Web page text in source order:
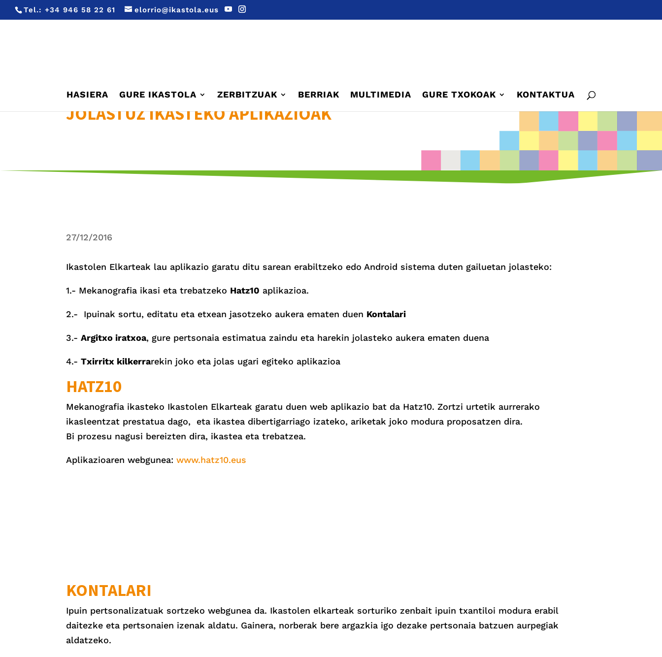
Tel.: +34 946 58 22 61 elorrio@ikastola.eus
HASIERA GURE IKASTOLA ZERBITZUAK BERRIAK MULTIMEDIA GURE TXOKOAK KONTAKTUA
JOLASTUZ IKASTEKO APLIKAZIOAK
27/12/2016
Ikastolen Elkarteak lau aplikazio garatu ditu sarean erabiltzeko edo Android sistema duten gailuetan jolasteko:
1.- Mekanografia ikasi eta trebatzeko Hatz10 aplikazioa.
2.- Ipuinak sortu, editatu eta etxean jasotzeko aukera ematen duen Kontalari
3.-Argitxo iratxoa, gure pertsonaia estimatua zaindu eta harekin jolasteko aukera ematen duena
4.-Txirritx kilkerrarekin joko eta jolas ugari egiteko aplikazioa
HATZ10
Mekanografia ikasteko Ikastolen Elkarteak garatu duen web aplikazio bat da Hatz10. Zortzi urtetik aurrerako
ikasleentzat prestatua dago, eta ikastea dibertigarriago izateko, ariketak joko modura proposatzen dira.
Bi prozesu nagusi bereizten dira, ikastea eta trebatzea.
Aplikazioaren webgunea:www.hatz10.eus
KONTALARI
Ipuin pertsonalizatuak sortzeko webgunea da. Ikastolen elkarteak sorturiko zenbait ipuin txantiloi modura erabil
daitezke eta pertsonaien izenak aldatu. Gainera, norberak bere argazkia igo dezake pertsonaia batzuen aurpegiak
aldatzeko.